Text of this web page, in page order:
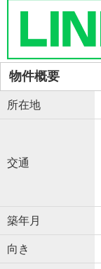
物件概要
所在地
交通
築年月
向き